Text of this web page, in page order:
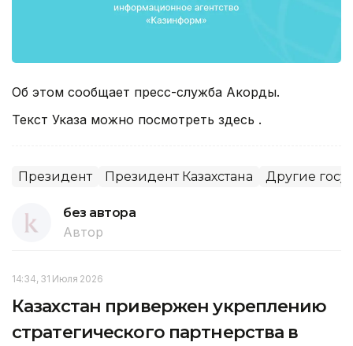
Об этом сообщает пресс-служба Акорды.
Текст Указа можно посмотреть здесь .
Президент Президент Казахстана Другие
без автора
Автор
14:34, 31 Июля 2026
Казахстан привержен укреплению
стратегического партнерства в